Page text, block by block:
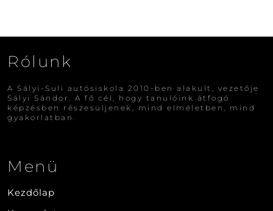
Rólunk
A Sályi-Suli autósiskola 2010-ben alakult, vezetője
Sályi Sándor. A fő cél, hogy tanulóink átfogó
képzésben részesüljenek, mind elméletben, mind
gyakorlatban.
Menü
Kezdőlap